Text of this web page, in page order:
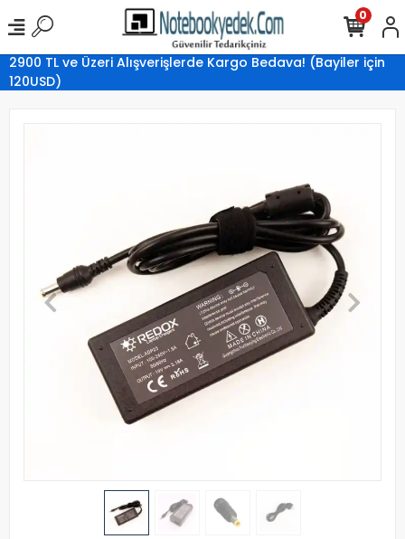
2900 TL ve Üzeri Alışverişlerde Kargo Bedava! (Bayiler için
120USD)
0